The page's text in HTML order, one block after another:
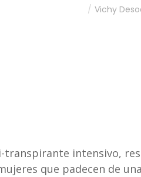
Vichy
intensivo,
que padecen de